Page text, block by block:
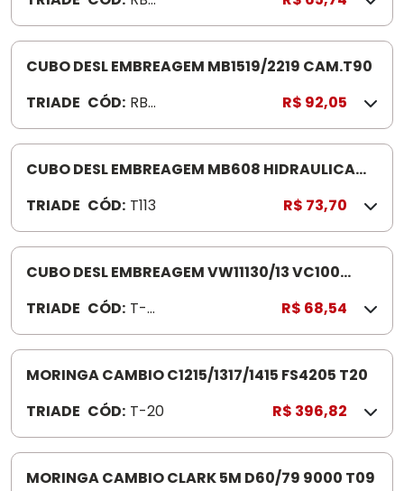
24
CUBO DESL EMBREAGEM MB1519/2219 CAM.T90
TRIADE CÓD: RB0
25
R$ 92,05
CUBO DESL EMBREAGEM MB608 HIDRAULICA
TRIADE CÓD: T113 R$ 73,70
CUBO DESL EMBREAGEM VW11130/13 VC100
TRIADE CÓD: T-
100
R$ 68,54
MORINGA CAMBIO C1215/1317/1415 FS4205 T20
TRIADE CÓD: T-20 R$ 396,82
MORINGA CAMBIO CLARK 5M D60/79 9000 T09